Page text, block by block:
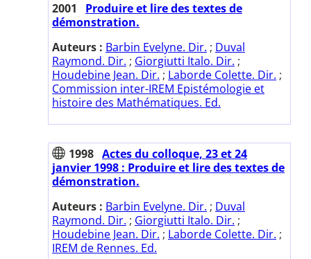
2001
Produire et lire des textes de
démonstration.
Auteurs : Barbin Evelyne. Dir. ; Duval
Raymond. Dir. ; Giorgiutti Italo. Dir. ;
Houdebine Jean. Dir. ; Laborde Colette. Dir. ;
Commission inter-IREM Epistémologie et
histoire des Mathématiques. Ed.
1998 Actes du colloque, 23 et 24
janvier 1998 : Produire et lire des textes de
démonstration.
Auteurs : Barbin Evelyne. Dir. ; Duval
Raymond. Dir. ; Giorgiutti Italo. Dir. ;
Houdebine Jean. Dir. ; Laborde Colette. Dir. ;
IREM de Rennes. Ed.